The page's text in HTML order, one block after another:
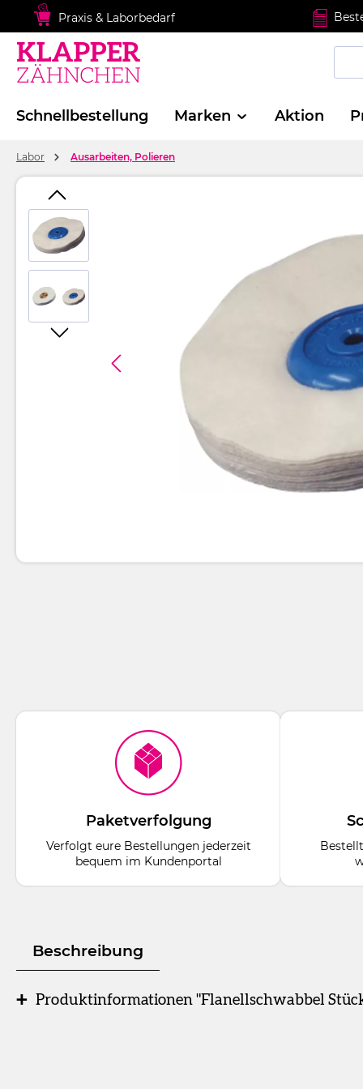
Zur Hauptnavigation springen
Praxis & Laborbedarf
Schnellbestellung Marken Aktion
Labor Ausarbeiten, Polieren
Bildergalerie überspringen
Paketverfolgung
Verfolgt eure Bestellungen jederzeit
bequem im Kundenportal
Beschreibung
Produktinformationen "Flanellschwabbel